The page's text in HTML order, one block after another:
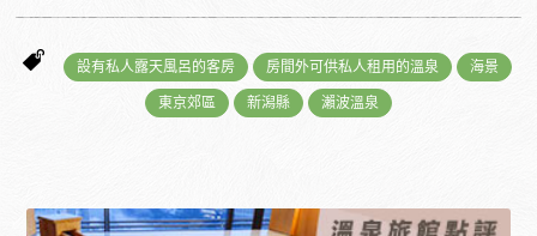
設有私人露天風呂的客房 房間外可供私人租用的溫泉 海景
東京郊區 新潟縣 瀨波溫泉